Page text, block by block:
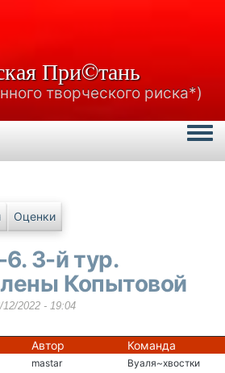
При©тань
творческого риска*)
Оценки
3-й тур.
Копытовой
12/2022 - 19:04
Автор Команда
mastar
Вуаля~хвостки